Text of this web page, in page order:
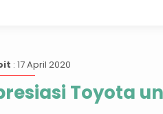
: 17 April 2020
Toyota